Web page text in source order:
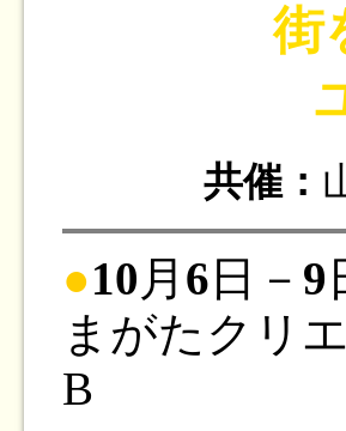
街
共催：
●10 月 6 日－ 9
まがたクリ
B